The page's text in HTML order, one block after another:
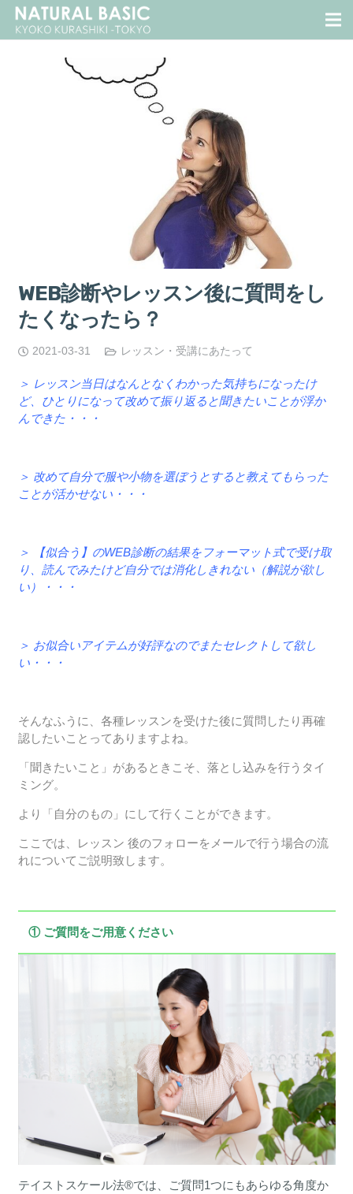
WEB診断やレッスン後に質問をし
たくなったら？
2021-03-31 レッスン・受講にあたって
＞ レッスン当日はなんとなくわかった気持ちになったけ
ど、ひとりになって改めて振り返ると聞きたいことが浮か
んできた・・・
＞ 改めて自分で服や小物を選ぼうとすると教えてもらった
ことが活かせない・・・
＞ 【似合う】のWEB診断の結果をフォーマット式で受け取
り、読んでみたけど自分では消化しきれない（解説が欲し
い）・・・
＞ お似合いアイテムが好評なのでまたセレクトして欲し
い・・・
そんなふうに、各種レッスンを受けた後に質問したり再確
認したいことってありますよね。
「聞きたいこと」があるときこそ、落とし込みを行うタイ
ミング。
より「自分のもの」にして行くことができます。
ここでは、レッスン 後のフォローをメールで行う場合の流
れについてご説明致します。
①ご質問をご用意ください
テイストスケール法®︎では、ご質問1つにもあらゆる角度か